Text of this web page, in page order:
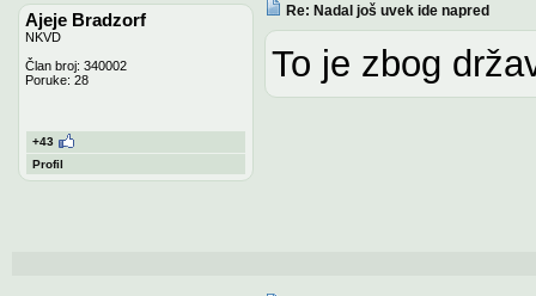
Ajeje Bradzorf
NKVD
Član broj: 340002
Poruke: 28
+43
Profil
Re: Nadal još uvek ide napred
To je zbog